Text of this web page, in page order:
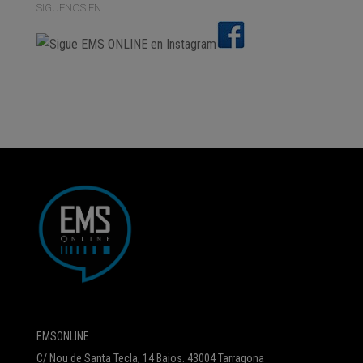
SIGUENOS EN…
EMSONLINE
C/ Nou de Santa Tecla, 14 Bajos. 43004 Tarragona